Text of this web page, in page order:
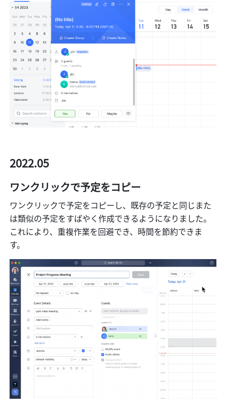
2022.05
ワンクリックで予定をコピー
ワンクリックで予定をコピーし、既存の予定と同じまた
は類似の予定をすばやく作成できるようになりました。
これにより、重複作業を回避でき、時間を節約できま
す。